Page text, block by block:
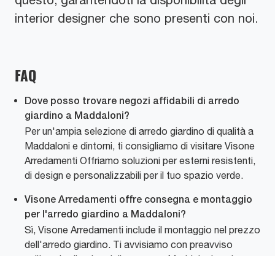
interior designer che sono presenti con noi.
FAQ
Dove posso trovare negozi affidabili di arredo
giardino a Maddaloni?
Per un'ampia selezione di arredo giardino di qualità a
Maddaloni e dintorni, ti consigliamo di visitare Visone
Arredamenti Offriamo soluzioni per esterni resistenti,
di design e personalizzabili per il tuo spazio verde.
Visone Arredamenti offre consegna e montaggio
per l'arredo giardino a Maddaloni?
Sì, Visone Arredamenti include il montaggio nel prezzo
dell'arredo giardino. Ti avvisiamo con preavviso